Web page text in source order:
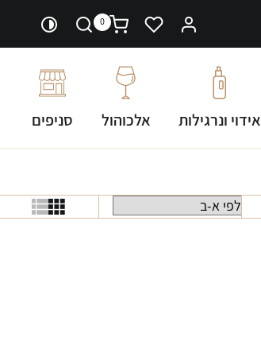
0
אידוי ונרגילות אלכוהול סניפים